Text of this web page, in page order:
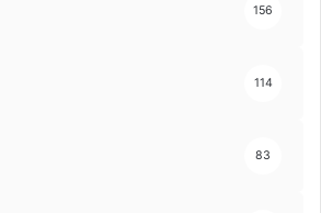
156
114
83